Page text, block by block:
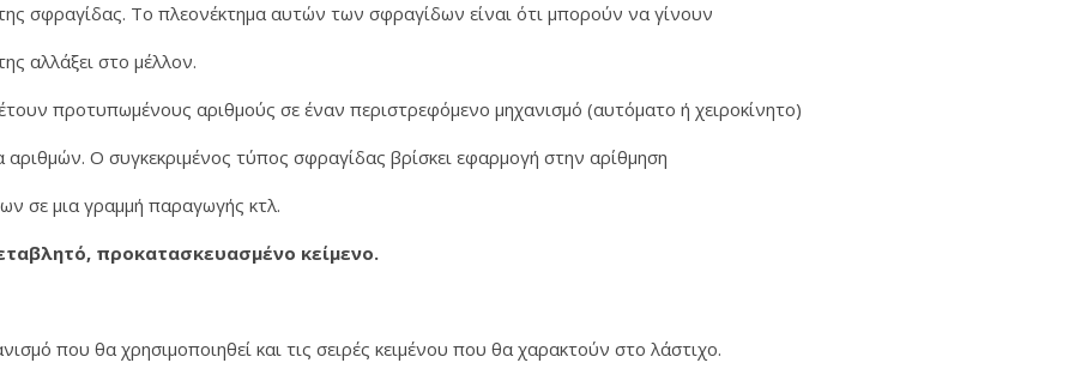
σφραγίδας. Το πλεονέκτημα αυτών των σφραγίδων είναι ότι μπορούν να γίνουν
αλλάξει στο μέλλον.
προτυπωμένους αριθμούς σε έναν περιστρεφόμενο μηχανισμό (αυτόματο ή χειροκίνητο)
αριθμών. Ο συγκεκριμένος τύπος σφραγίδας βρίσκει εφαρμογή στην αρίθμηση
σε μια γραμμή παραγωγής κτλ.
προκατασκευασμένο κείμενο.
που θα χρησιμοποιηθεί και τις σειρές κειμένου που θα χαρακτούν στο λάστιχο.